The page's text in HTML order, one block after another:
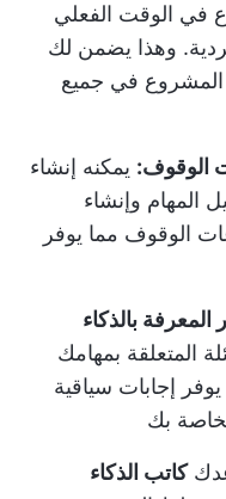
في الوقت الفعلي
وهذا يضمن لك
المشروع في جميع
الوقوف: يمكنه إنشاء
المهام وإنشاء
الوقوف مما يوفر
المعرفة بالذكاء
المتعلقة بمهامك
إجابات سياقية
بك
كاتب الذكاء